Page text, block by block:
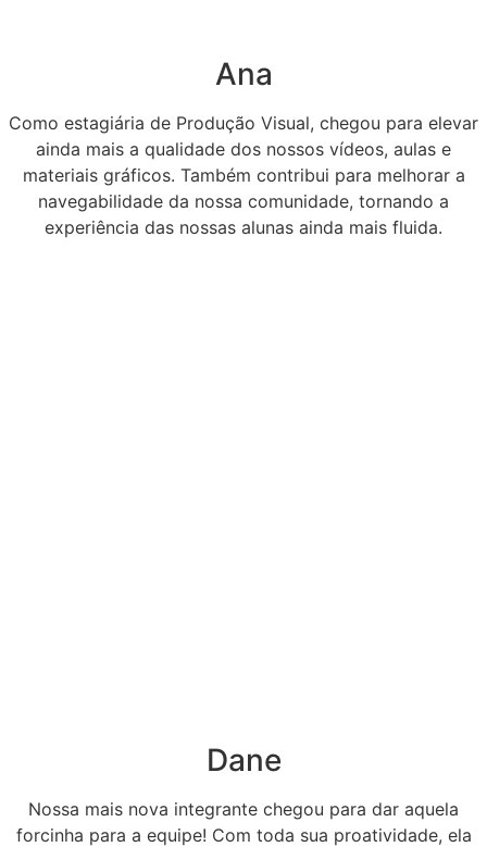
Ana
Como estagiária de Produção Visual, chegou para elevar
ainda mais a qualidade dos nossos vídeos, aulas e
materiais gráficos. Também contribui para melhorar a
navegabilidade da nossa comunidade, tornando a
experiência das nossas alunas ainda mais fluida.
Dane
Nossa mais nova integrante chegou para dar aquela
forcinha para a equipe! Com toda sua proatividade, ela